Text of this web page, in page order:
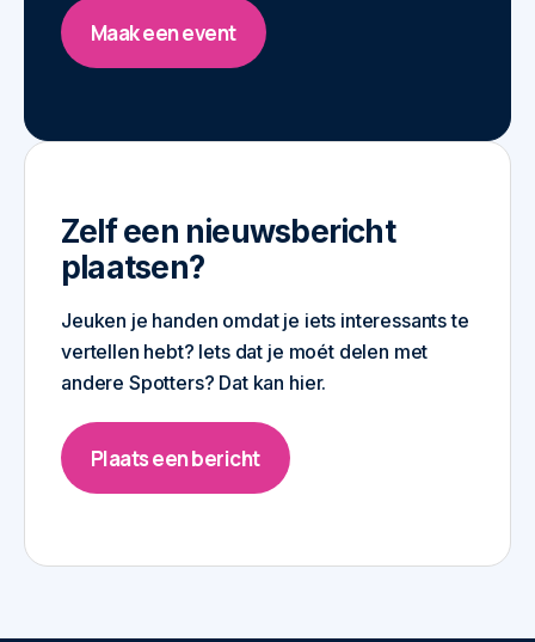
Maak een event
Zelf een nieuwsbericht
plaatsen?
Jeuken je handen omdat je iets interessants te
vertellen hebt? Iets dat je moét delen met
andere Spotters? Dat kan hier.
Plaats een bericht